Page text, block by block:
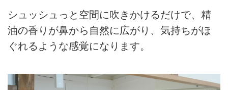
シュッシュっと空間に吹きかけるだけで、精
油の香りが鼻から自然に広がり、気持ちがほ
ぐれるような感覚になります。